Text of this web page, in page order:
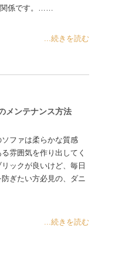
係です。……
...続きを読む
メンテナンス方法
ファは柔らかな質感
雰囲気を作り出してく
ックが良いけど、毎日
ぎたい方必見の、ダニ
...続きを読む